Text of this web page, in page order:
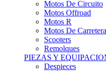
Motos R
Motos De Carretera
Scooters
Remolques
PIEZAS Y
Despieces
Equipamiento